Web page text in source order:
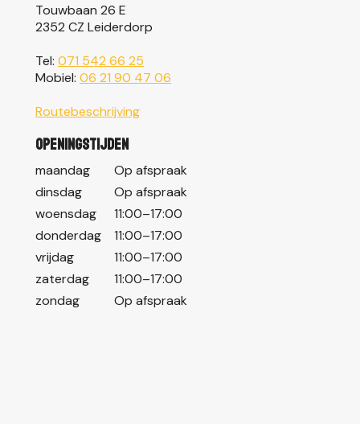
Touwbaan 26 E
2352 CZ Leiderdorp
Tel: 071 542 66 25
Mobiel: 06 21 90 47 06
Routebeschrijving
Openingstijden
maandag
Op afspraak
dinsdag
Op afspraak
woensdag
11:00–17:00
donderdag
11:00–17:00
vrijdag
11:00–17:00
zaterdag
11:00–17:00
zondag
Op afspraak